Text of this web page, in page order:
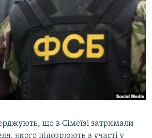
КРИМУ
що в Сімеїзі затримали
якого підозрюють в участі у